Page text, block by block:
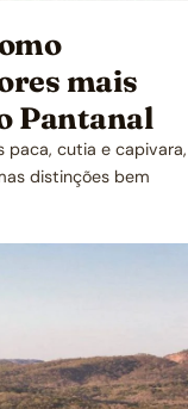
mais
Pantanal
paca, cutia e capivara,
distinções bem